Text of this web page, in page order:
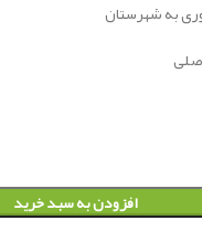
افزودن به سبد خرید